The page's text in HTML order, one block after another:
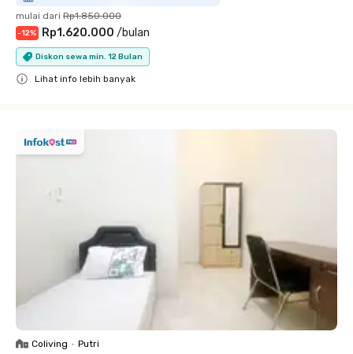
mulai dari Rp1.850.000
-12% Rp1.620.000 /bulan
Diskon sewa min. 12 Bulan
Lihat info lebih banyak
Coliving • Putri